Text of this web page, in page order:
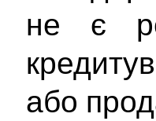
не є
або